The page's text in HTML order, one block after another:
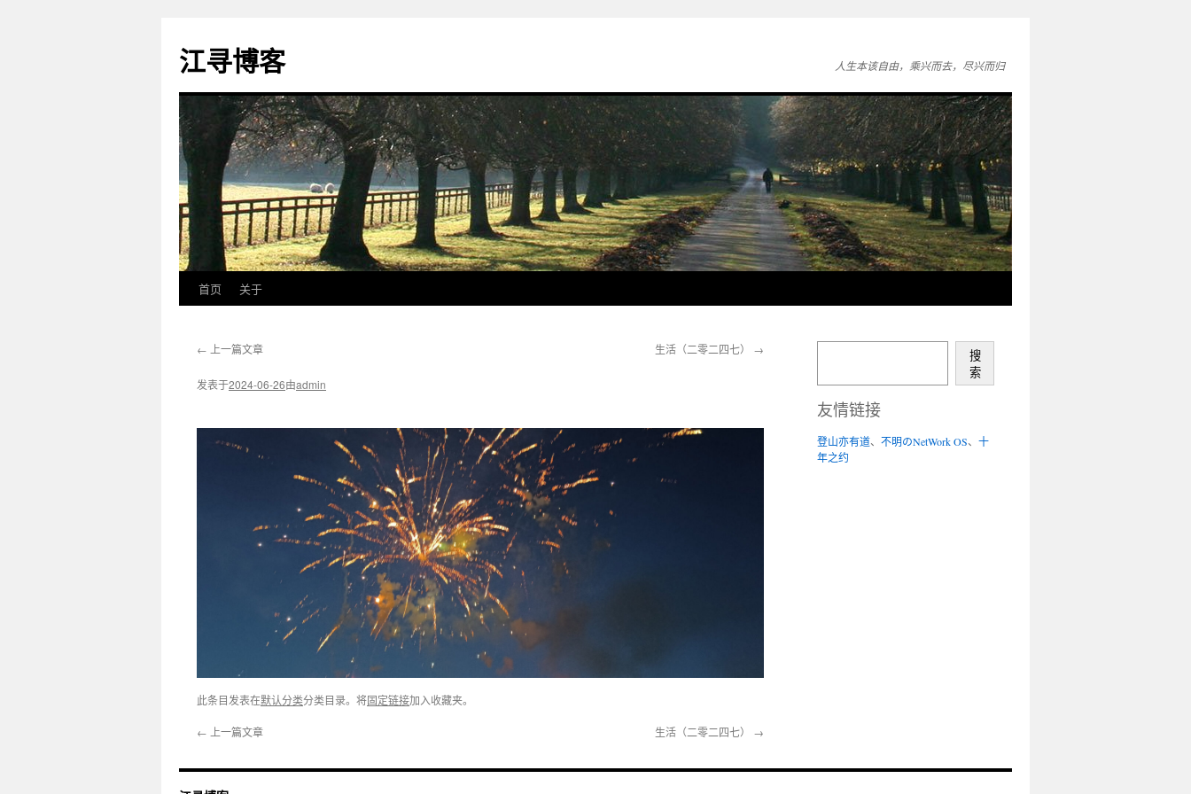
江寻博客 人生本该自由，乘兴而去，尽兴而归
文
首页 关于
← 上一篇文章 生活（二零二四七） →
发表于2024-06-26由admin
此条目发表在默认分类分类目录。将固定链接加入收藏夹。
← 上一篇文章 生活（二零二四七） →
搜
索
友情链接
登山亦有道、 不明のNetWork OS、 十
年之约